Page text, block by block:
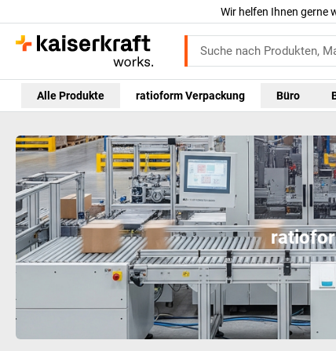
Wir helfen Ihnen gerne
Alle Produkte ratioform Verpackung Büro